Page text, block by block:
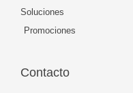
Soluciones
Promociones
Contacto